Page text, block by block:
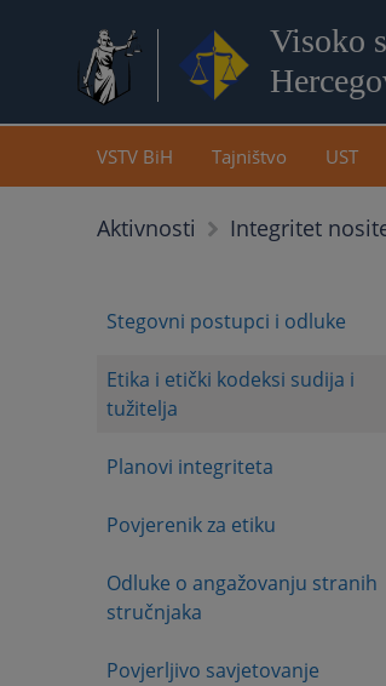
Visoko
VSTV BiH Tajništvo UST
Aktivnosti Integritet
Stegovni postupci i odluke
Etika i etički kodeksi sudija i
tužitelja
Planovi integriteta
Povjerenik za etiku
Odluke o angažovanju stranih
stručnjaka
Povjerljivo savjetovanje